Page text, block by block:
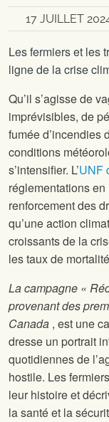
17 JUILLET
Les fermiers et les
ligne de la crise
Qu’il s’agisse de
imprévisibles, de
fumée d’incendies
conditions
s’intensifier. L’UNF
réglementations
renforcement des
qu’une action
croissants de la
les taux de
La campagne «
provenant des
Canada , est une
dresse un portrait
quotidiennes de
hostile. Les
leur histoire et
la santé et la